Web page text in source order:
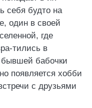
себя будто на
один в своей
где
тились в
бабочки
появляется хобби
с друзьями